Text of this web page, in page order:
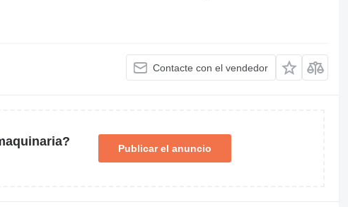
Contacte con el vendedor
Publicar el anuncio